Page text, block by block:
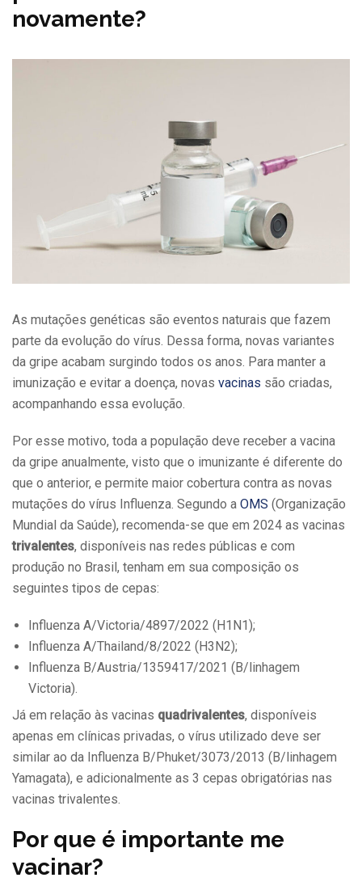
novamente?
As mutações genéticas são eventos naturais que fazem
parte da evolução do vírus. Dessa forma, novas variantes
da gripe acabam surgindo todos os anos. Para manter a
imunização e evitar a doença, novas vacinas são criadas,
acompanhando essa evolução.
Por esse motivo, toda a população deve receber a vacina
da gripe anualmente, visto que o imunizante é diferente do
que o anterior, e permite maior cobertura contra as novas
mutações do vírus Influenza. Segundo a OMS (Organização
Mundial da Saúde), recomenda-se que em 2024 as vacinas
trivalentes, disponíveis nas redes públicas e com
produção no Brasil, tenham em sua composição os
seguintes tipos de cepas:
Influenza A/Victoria/4897/2022 (H1N1);
Influenza A/Thailand/8/2022 (H3N2);
Influenza B/Austria/1359417/2021 (B/linhagem
Victoria).
Já em relação às vacinas quadrivalentes, disponíveis
apenas em clínicas privadas, o vírus utilizado deve ser
similar ao da Influenza B/Phuket/3073/2013 (B/linhagem
Yamagata), e adicionalmente as 3 cepas obrigatórias nas
vacinas trivalentes.
Por que é importante me
vacinar?